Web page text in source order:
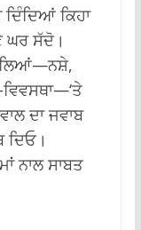
ਕਿਹਾ
ਘਰ ਸੱਦੋ।
ਦਾ ਜਵਾਬ
ਦਿਓ।
ਨਾਲ ਸਾਬਤ